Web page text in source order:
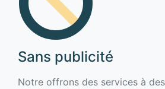
Sans publicité
Notre offrons des services à